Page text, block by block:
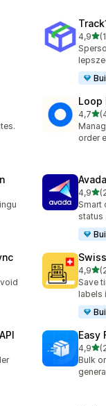
4,9na
Loop
4,7na
order
4,9na
Smart
status
4,9na
Save
labels
Easy
4,9na
Bulk